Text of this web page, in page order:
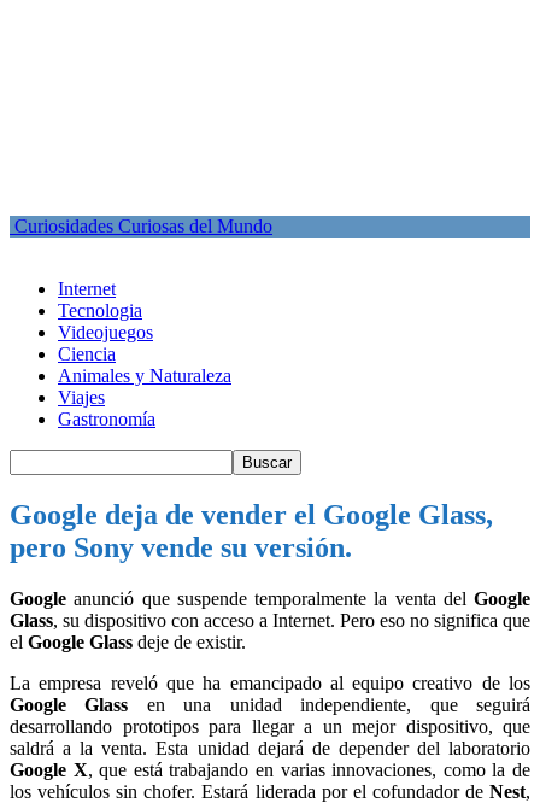
Curiosidades Curiosas del Mundo
Internet
Tecnologia
Videojuegos
Ciencia
Animales y Naturaleza
Viajes
Gastronomía
Google deja de vender el Google Glass,
pero Sony vende su versión.
Google anunció que suspende temporalmente la venta del Google
Glass, su dispositivo con acceso a Internet. Pero eso no significa que
el Google Glass deje de existir.
La empresa reveló que ha emancipado al equipo creativo de los
Google Glass en una unidad independiente, que seguirá
desarrollando prototipos para llegar a un mejor dispositivo, que
saldrá a la venta. Esta unidad dejará de depender del laboratorio
Google X, que está trabajando en varias innovaciones, como la de
los vehículos sin chofer. Estará liderada por el cofundador de Nest,